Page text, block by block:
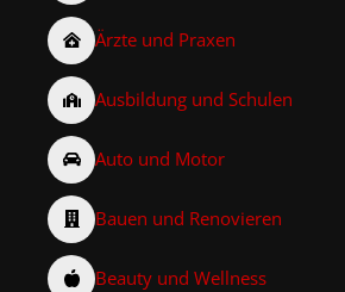
Ärzte und Praxen
Ausbildung und Schulen
Auto und Motor
Bauen und Renovieren
Beauty und Wellness